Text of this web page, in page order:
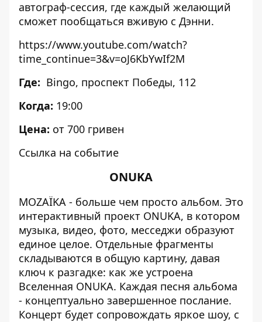
автограф-сессия, где каждый желающий
сможет пообщаться вживую с Дэнни.
https://www.youtube.com/watch?
time_continue=3&v=oJ6KbYwIf2M
Где: Bingo, проспект Победы, 112
Когда: 19:00
Цена: от 700 гривен
Ссылка на событие
ONUKA
MOZAЇKA - больше чем просто альбом. Это
интерактивный проект ONUKA, в котором
музыка, видео, фото, месседжи образуют
единое целое. Отдельные фрагменты
складываются в общую картину, давая
ключ к разгадке: как же устроена
Вселенная ONUKA. Каждая песня альбома
- концептуально завершенное послание.
Концерт будет сопровождать яркое шоу, с